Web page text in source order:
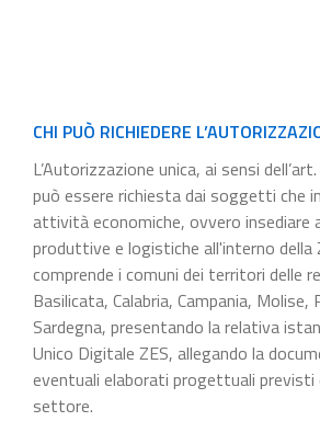
CHI PUÒ RICHIEDERE
L’Autorizzazione unica, ai sensi
può essere richiesta dai soggetti che
attività economiche, ovvero
produttive e logistiche all'interno della
comprende i comuni dei territori delle
Basilicata, Calabria, Campania, Molise,
Sardegna, presentando la relativa
Unico Digitale ZES, allegando la
eventuali elaborati progettuali previsti
settore.